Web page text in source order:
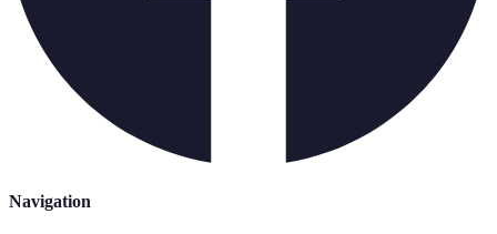
Navigation